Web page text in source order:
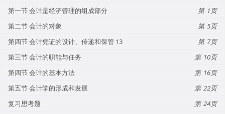
第一节 会计是经济管理的组成部分
1
第二节 会计的对象
5
第四节 会计凭证的设计、传递和保管 13
7
第三节 会计的职能与任务
10
第四节 会计的基本方法
16
第五节 会计学的形成和发展
22
复习思考题
24